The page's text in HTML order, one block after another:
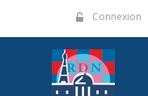
Connexion